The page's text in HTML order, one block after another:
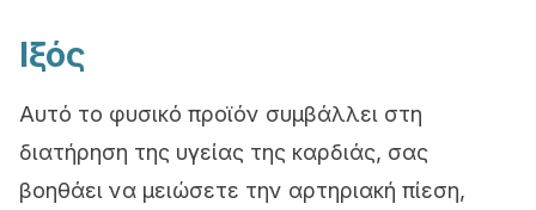
Ιξός
Αυτό το φυσικό προϊόν συμβάλλει στη
διατήρηση της υγείας της καρδιάς, σας
βοηθάει να μειώσετε την αρτηριακή πίεση,